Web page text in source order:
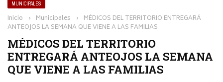
MUNICIPALES
Inicio › Municipales › MÉDICOS DEL TERRITORIO ENTREGARÁ
ANTEOJOS LA SEMANA QUE VIENE A LAS FAMILIAS
MÉDICOS DEL TERRITORIO
ENTREGARÁ ANTEOJOS LA SEMANA
QUE VIENE A LAS FAMILIAS